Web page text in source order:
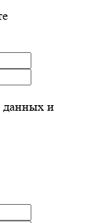
данных и